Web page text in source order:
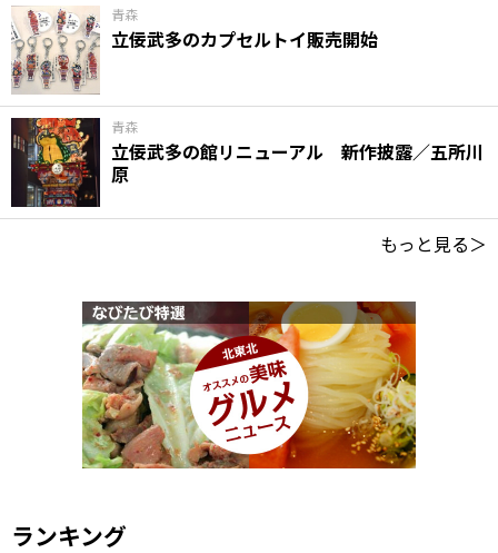
青森
立佞武多のカプセルトイ販売開始
青森
立佞武多の館リニューアル 新作披露／五所川
原
もっと見る＞
ランキング